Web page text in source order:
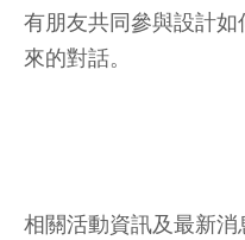
有朋友共同參與設計
來的對話。
相關活動資訊及最新